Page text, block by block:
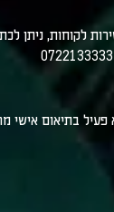
לקוחות, ניתן
0722133333
בתיאום אישי